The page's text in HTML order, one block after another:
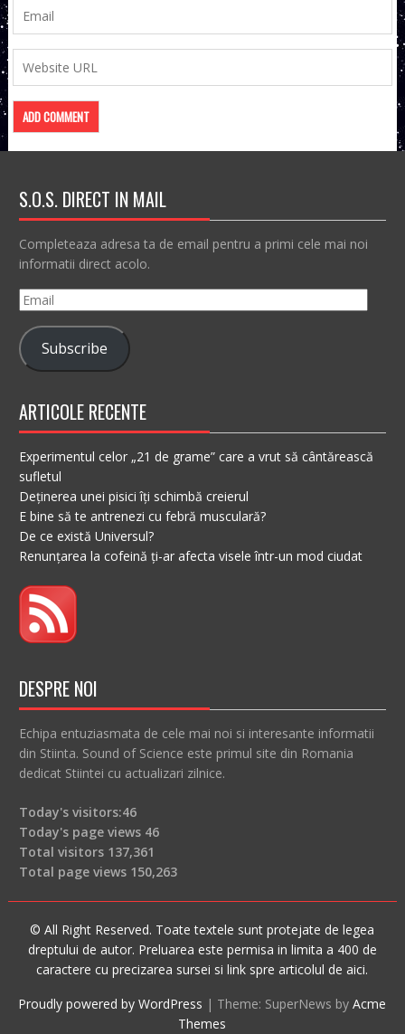
S.O.S. DIRECT IN MAIL
Completeaza adresa ta de email pentru a primi cele mai noi
informatii direct acolo.
Email
Subscribe
ARTICOLE RECENTE
Experimentul celor „21 de grame” care a vrut să cântărească
sufletul
Deținerea unei pisici îți schimbă creierul
E bine să te antrenezi cu febră musculară?
De ce există Universul?
Renunțarea la cofeină ți-ar afecta visele într-un mod ciudat
DESPRE NOI
Echipa entuziasmata de cele mai noi si interesante informatii
din Stiinta. Sound of Science este primul site din Romania
dedicat Stiintei cu actualizari zilnice.
Today's visitors:46
Today's page views 46
Total visitors 137,361
Total page views 150,263
© All Right Reserved. Toate textele sunt protejate de legea
dreptului de autor. Preluarea este permisa in limita a 400 de
caractere cu precizarea sursei si link spre articolul de aici.
Proudly powered by WordPress | Theme: SuperNews byAcme
Themes